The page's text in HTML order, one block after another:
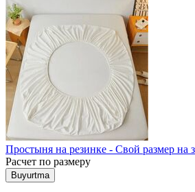
Простыня на резинке - Свой размер на
Расчет по размеру
Buyurtma